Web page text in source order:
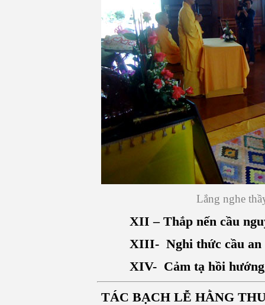
Lắng nghe
XII – Thắp nến cầu
XIII- Nghi thức cầu an
XIV- Cảm tạ hồi hướng,
TÁC BẠCH LỄ HẰNG